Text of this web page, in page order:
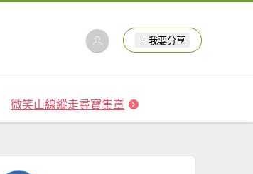
我要分享
微笑山線縱走尋寶集章